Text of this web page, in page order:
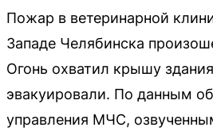
Пожар в ветеринарной
Западе Челябинска
Огонь охватил крышу
эвакуировали. По данным
управления МЧС,